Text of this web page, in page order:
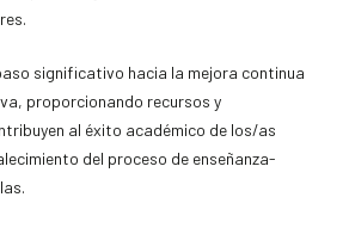
significativo hacia la mejora continua
proporcionando recursos y
al éxito académico de los/as
del proceso de enseñanza-